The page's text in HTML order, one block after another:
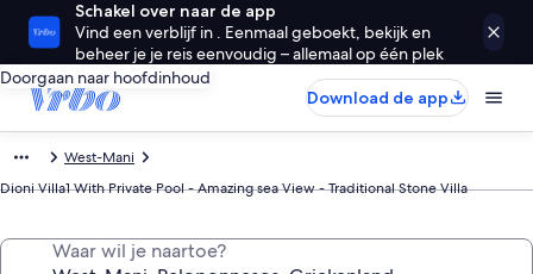
Schakel over naar de app
Vind een verblijf in . Eenmaal geboekt, bekijk en
beheer je je reis eenvoudig – allemaal op één plek
Doorgaan naar hoofdinhoud
Download de app
West-Mani
Dioni Villa1 With Private Pool - Amazing sea View - Traditional Stone Villa
Waar wil je naartoe?